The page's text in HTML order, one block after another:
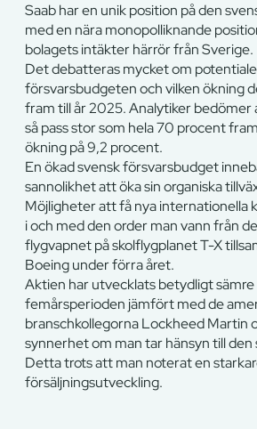
Saab har en unik position på den
med en nära monopolliknande
bolagets intäkter härrör från Sverige.
Det debatteras mycket om
försvarsbudgeten och vilken ökning
fram till år 2025. Analytiker bedömer
så pass stor som hela 70 procent
ökning på 9,2 procent.
En ökad svensk försvarsbudget
sannolikhet att öka sin organiska
Möjligheter att få nya internationella
i och med den order man vann från
flygvapnet på skolflygplanet T-X
Boeing under förra året.
Aktien har utvecklats betydligt
femårsperioden jämfört med de
branschkollegorna Lockheed Martin
synnerhet om man tar hänsyn till den
Detta trots att man noterat en
försäljningsutveckling.